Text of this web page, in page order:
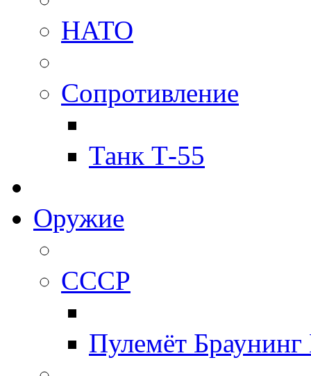
НАТО
Сопротивление
Танк Т-55
Оружие
СССР
Пулемёт